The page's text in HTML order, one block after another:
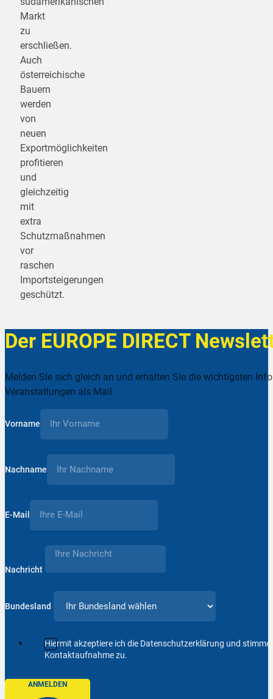
Markt
zu
erschließen.
Auch
österreichische
Bauern
werden
von
neuen
Exportmöglichkeiten
profitieren
und
gleichzeitig
mit
extra
Schutzmaßnahmen
vor
raschen
Importsteigerungen
geschützt.
Der EUROPE DIRECT
Melden Sie sich gleich an und erhalten Sie die wichtigsten
Veranstaltungen als Mail
Vorname
Nachname
E-Mail
Nachricht
Bundesland
Hiermit akzeptiere ich die Datenschutzerklärung und
Kontaktaufnahme zu.
ANMELDEN